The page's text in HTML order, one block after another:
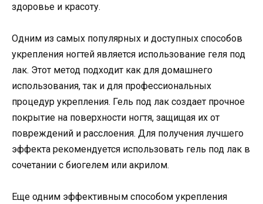
здоровье и красоту.
Одним из самых популярных и доступных способов
укрепления ногтей является использование геля под
лак. Этот метод подходит как для домашнего
использования, так и для профессиональных
процедур укрепления. Гель под лак создает прочное
покрытие на поверхности ногтя, защищая их от
повреждений и расслоения. Для получения лучшего
эффекта рекомендуется использовать гель под лак в
сочетании с биогелем или акрилом.
Еще одним эффективным способом укрепления